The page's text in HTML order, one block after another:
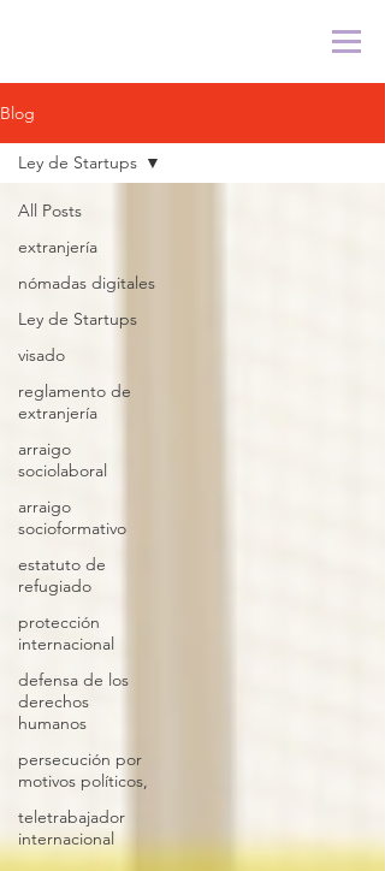
Blog
All Posts
extranjería
nómadas digitales
Ley de Startups
visado
reglamento de
extranjería
arraigo
sociolaboral
arraigo
socioformativo
estatuto de
refugiado
protección
internacional
defensa de los
derechos
humanos
persecución por
motivos políticos,
teletrabajador
internacional
Ley de Startups